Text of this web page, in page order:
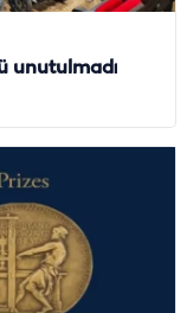
unutulmadı